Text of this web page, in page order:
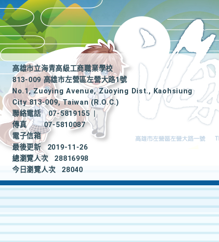
高雄市立海青高級工商職業學校
813-009 高雄市左營區左營大路1號
No.1, Zuoying Avenue, Zuoying Dist., Kaohsiung
City 813-009, Taiwan (R.O.C.)
聯絡電話
07-5819155
|
傳真
07-5810087
電子信箱
最後更新
2019-11-26
總瀏覽人次
28816998
今日瀏覽人次
28040